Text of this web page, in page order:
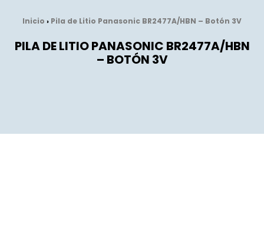
Inicio › Pila de Litio Panasonic BR2477A/HBN – Botón 3V
PILA DE LITIO PANASONIC BR2477A/HBN
– BOTÓN 3V